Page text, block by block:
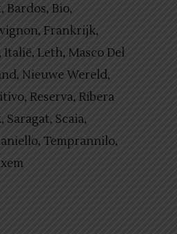
Bardos Bio
Frankrijk
Italië Leth Masco Del
Nieuwe Wereld
Reserva Ribera
Saragat Scaia
Temprannilo